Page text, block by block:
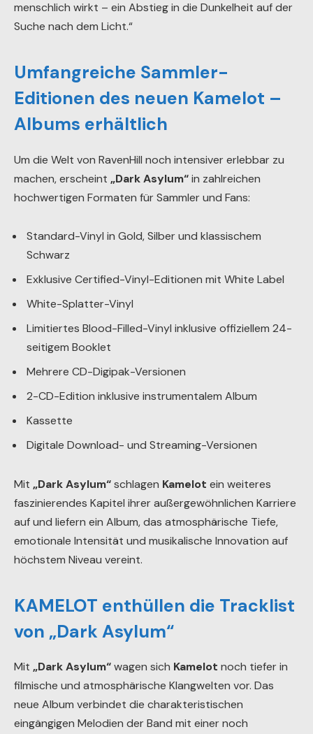
menschlich wirkt – ein Abstieg in die Dunkelheit auf der
Suche nach dem Licht.“
Umfangreiche Sammler-
Editionen des neuen Kamelot –
Albums erhältlich
Um die Welt von RavenHill noch intensiver erlebbar zu
machen, erscheint „Dark Asylum“in zahlreichen
hochwertigen Formaten für Sammler und Fans:
Standard-Vinyl in Gold, Silber und klassischem
Schwarz
Exklusive Certified-Vinyl-Editionen mit White Label
White-Splatter-Vinyl
Limitiertes Blood-Filled-Vinyl inklusive offiziellem 24-
seitigem Booklet
Mehrere CD-Digipak-Versionen
2-CD-Edition inklusive instrumentalem Album
Kassette
Digitale Download- und Streaming-Versionen
Mit „Dark Asylum“schlagen Kamelot ein weiteres
faszinierendes Kapitel ihrer außergewöhnlichen Karriere
auf und liefern ein Album, das atmosphärische Tiefe,
emotionale Intensität und musikalische Innovation auf
höchstem Niveau vereint.
KAMELOT enthüllen die Tracklist
von „Dark Asylum“
Mit „Dark Asylum“wagen sich Kamelot noch tiefer in
filmische und atmosphärische Klangwelten vor. Das
neue Album verbindet die charakteristischen
eingängigen Melodien der Band mit einer noch